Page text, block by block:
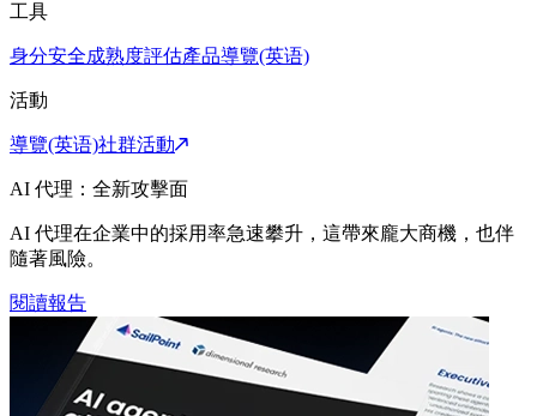
工具
身分安全成熟度評估產品導覽(英语)
活動
導覽(英语)社群活動
AI 代理：全新攻擊面
AI 代理在企業中的採用率急速攀升，這帶來龐大商機，也伴
隨著風險。
閱讀報告